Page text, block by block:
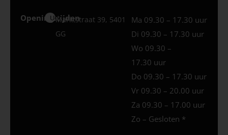
Openingstijden
Uden
Marktstraat 39, 5401
GG
Ma 09.30 – 17.30 uur
Di 09.30 – 17.30 uur
Wo 09.30 –
17.30 uur
Do 09.30 – 17.30 uur
Vr 09.30 – 20.00 uur
Za 09.30 – 17.00 uur
Zo – Gesloten *